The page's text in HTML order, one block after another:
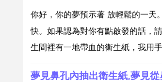
你好，你的夢預示著 放輕鬆的一天
快。如果認為對你有點啟發的話，
生間裡有一地帶血的衛生紙，我用
夢見鼻孔內抽出衛生紙,夢見